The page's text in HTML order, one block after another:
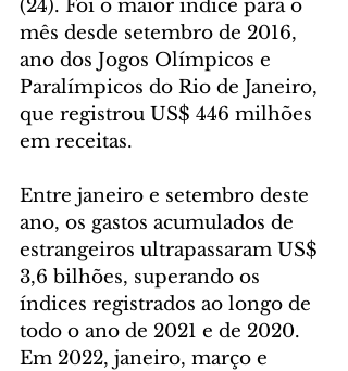
(24). Foi o maior índice para o
mês desde setembro de 2016,
ano dos Jogos Olímpicos e
Paralímpicos do Rio de Janeiro,
que registrou US$ 446 milhões
em receitas.
Entre janeiro e setembro deste
ano, os gastos acumulados de
estrangeiros ultrapassaram US$
3,6 bilhões, superando os
índices registrados ao longo de
todo o ano de 2021 e de 2020.
Em 2022, janeiro, março e